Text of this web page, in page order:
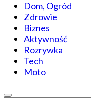
Dom, Ogród
Zdrowie
Biznes
Aktywność
Rozrywka
Tech
Moto